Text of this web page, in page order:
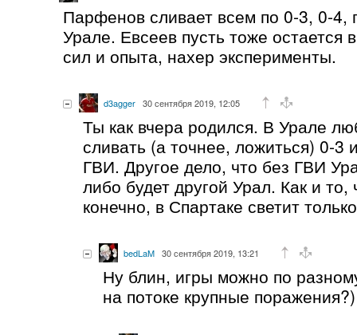
Парфенов сливает всем по 0-3, 0-4,
Урале. Евсеев пусть тоже остается
сил и опыта, нахер эксперименты.
d3agger 30 сентября 2019, 12:05
Ты как вчера родился. В Урале
сливать (а точнее, ложиться) 0-3
ГВИ. Другое дело, что без ГВИ
либо будет другой Урал. Как и
конечно, в Спартаке светит
bedLaM 30 сентября 2019, 13:21
Ну блин, игры можно по
на потоке крупные поражения?)